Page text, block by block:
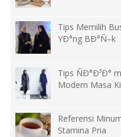
Tips Memilih
YÐ°ng BÐ°Ñ–k
Tips ÑÐ°Ð³Ð°
Modern Masa
Referensi
Stamina Pria